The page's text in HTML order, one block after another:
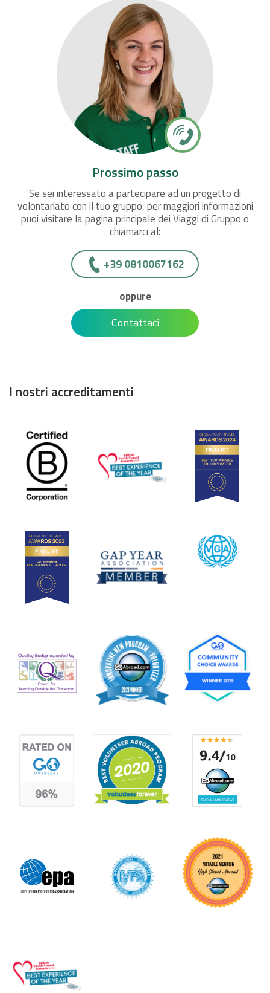
Prossimo passo
Se sei interessato a partecipare ad un progetto di
volontariato con il tuo gruppo, per maggiori informazioni
puoi visitare la pagina principale dei Viaggi di Gruppo o
chiamarci al:
+39 0810067162
oppure
Contattaci
I nostri accreditamenti